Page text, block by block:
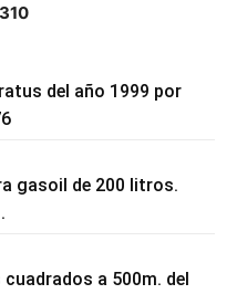
del año 1999 por
gasoil de 200 litros.
a 500m. del